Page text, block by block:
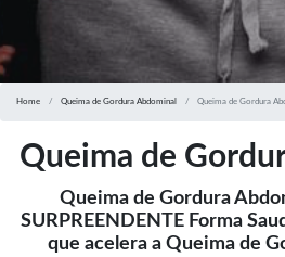
Home Queima de Gordura Abdominal Queima de Gordura
Queima de
Queima de Gordura
SURPREENDENTE Forma
que acelera a Queima de